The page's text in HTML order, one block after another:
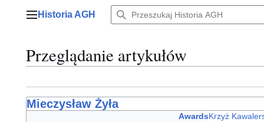
Menu główne
Historia AGH
Przeglądanie artykułów
Mieczysław Żyła
AwardsKrzyż